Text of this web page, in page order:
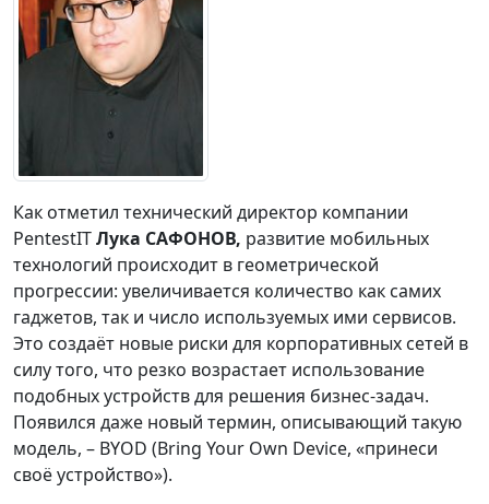
Как отметил технический директор компании
PentestITЛука САФОНОВ, развитие мобильных
технологий происходит в геометрической
прогрессии: увеличивается количество как самих
гаджетов, так и число используемых ими сервисов.
Это создаёт новые риски для корпоративных сетей в
силу того, что резко возрастает использование
подобных устройств для решения бизнес-задач.
Появился даже новый термин, описывающий такую
модель, – BYOD (Bring Your Own Device, «принеси
своё устройство»).